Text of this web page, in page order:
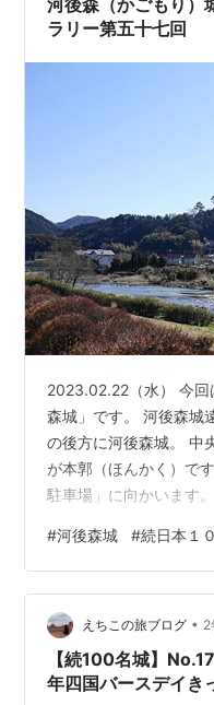
ル駐車場からみる宇…
河後森（かごもり
ラリー第五十七回
2023.02.22（水） 今回
森城」です。 河後森城
の後方に河後森城。 中
が本郭（ほんかく）で
駐車場」に向かいます
かれた中世山城跡です
見川、鰯川、堀切川の
あり、城域は20ヘクタ
心に大小様々な曲輪（
広がっています。石垣
と違って、中世の城は
#河後森城 #続日本１
えちこの旅ブログ • 2
【続100名城】
年四国バースデイ